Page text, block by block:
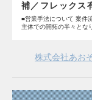
補／フレックス
■営業手法について 案件
主体での開拓の半々とな
株式会社あお